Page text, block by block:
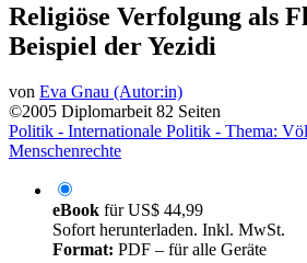
Religiöse Verfolgung als
Beispiel der Yezidi
von Eva Gnau (Autor:in)
©2005 Diplomarbeit 82 Seiten
Politik - Internationale Politik - Thema:
Menschenrechte
eBook fürUS$ 44,99
Sofort herunterladen. Inkl. MwSt.
Format: PDF – für alle Geräte